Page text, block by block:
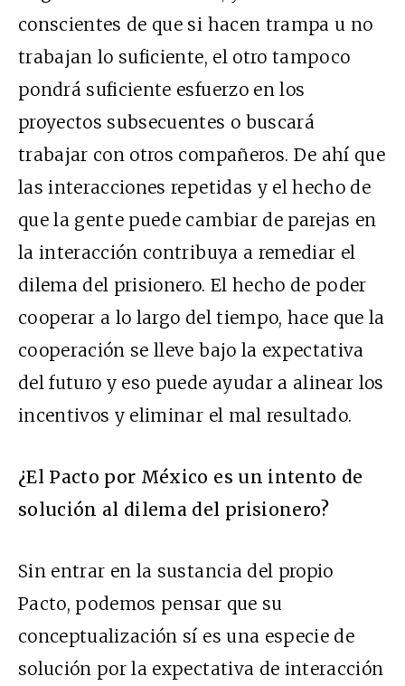
conscientes de que si hacen trampa u no
trabajan lo suficiente, el otro tampoco
pondrá suficiente esfuerzo en los
proyectos subsecuentes o buscará
trabajar con otros compañeros. De ahí que
las interacciones repetidas y el hecho de
que la gente puede cambiar de parejas en
la interacción contribuya a remediar el
dilema del prisionero. El hecho de poder
cooperar a lo largo del tiempo, hace que la
cooperación se lleve bajo la expectativa
del futuro y eso puede ayudar a alinear los
incentivos y eliminar el mal resultado.
¿El Pacto por México es un intento de
solución al dilema del prisionero?
Sin entrar en la sustancia del propio
Pacto, podemos pensar que su
conceptualización sí es una especie de
solución por la expectativa de interacción